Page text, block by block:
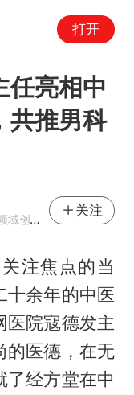
打开
任亮相中
共推男科
创作者
关注
注焦点的当
十余年的中医
院寇德发主
的医德，在无
了经方堂在中